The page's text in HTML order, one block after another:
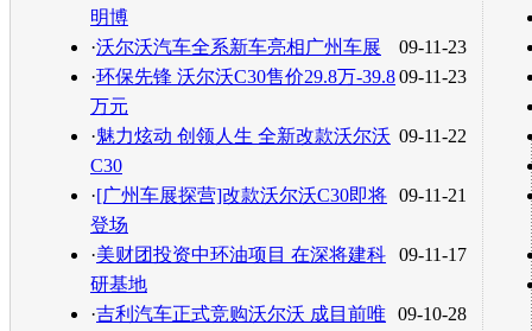
明博
09-11-23
·沃尔沃汽车全系新车亮相广州车展
09-11-23
·环保先锋 沃尔沃C30售价29.8万-39.8
万元
09-11-22
·魅力炫动 创领人生 全新改款沃尔沃
C30
09-11-21
·[广州车展探营]改款沃尔沃C30即将
登场
09-11-17
·美财团投资中环油项目 在深将建科
研基地
09-10-28
·吉利汽车正式竞购沃尔沃 成目前唯